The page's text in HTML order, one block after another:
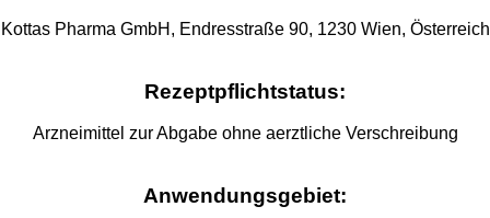
Kottas Pharma GmbH, Endresstraße 90, 1230 Wien, Österreich
Rezeptpflichtstatus:
Arzneimittel zur Abgabe ohne aerztliche Verschreibung
Anwendungsgebiet: